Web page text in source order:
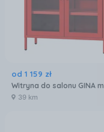
od 1 159 zł
39 km